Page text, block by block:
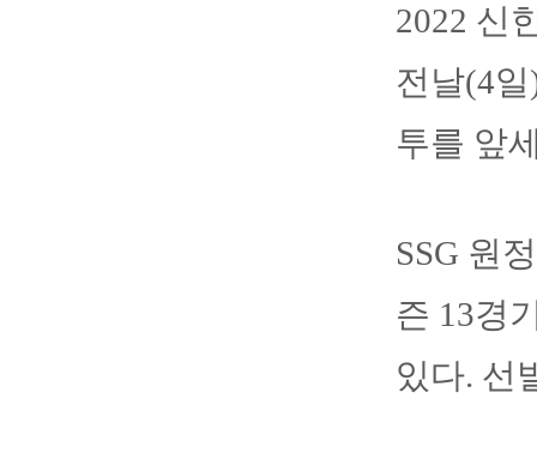
2022 신
전날(4
투를 앞
SSG 원
즌 13경
있다. 선